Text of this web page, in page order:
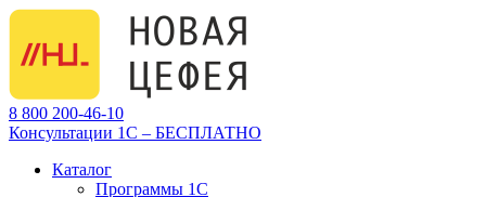
8 800 200-46-10
Консультации 1С – БЕСПЛАТНО
Каталог
Программы 1С